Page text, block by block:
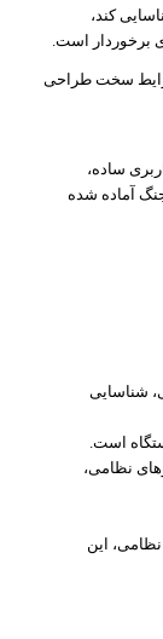
کند،
برخوردار است.
سخت طراحی
آماده شده
شناسایی
است.
نظامی،
این